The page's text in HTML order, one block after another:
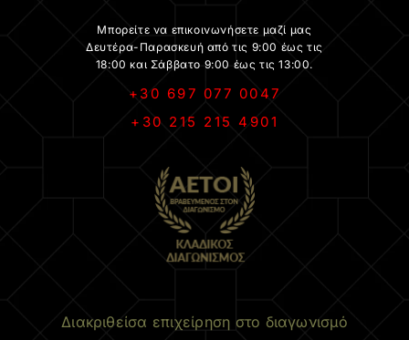
Μπορείτε να επικοινωνήσετε μαζί μας
Δευτέρα-Παρασκευή από τις 9:00 έως τις
18:00 και Σάββατο 9:00 έως τις 13:00.
+30 697 077 0047
+30 215 215 4901
Διακριθείσα επιχείρηση στο διαγωνισμό